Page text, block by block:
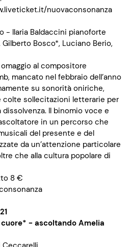
nuovaconsonanza
- Ilaria Baldaccini pianoforte
Bosco*, Luciano Berio,
al compositore
mancato nel febbraio dell’anno
su sonorità oniriche,
sollecitazioni letterarie per
Il binomio voce e
in un percorso che
del presente e del
da un’attenzione particolare
che alla cultura popolare di
8 €
- ascoltando Amelia